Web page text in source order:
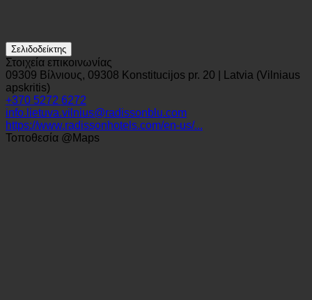
Σελιδοδείκτης
Στοιχεία επικοινωνίας
09309 Βίλνιους, 09308 Konstitucijos pr. 20 | Latvia (Vilniaus
apskritis)
+370 5272 6272
info.lietuva.vilnius@radissonblu.com